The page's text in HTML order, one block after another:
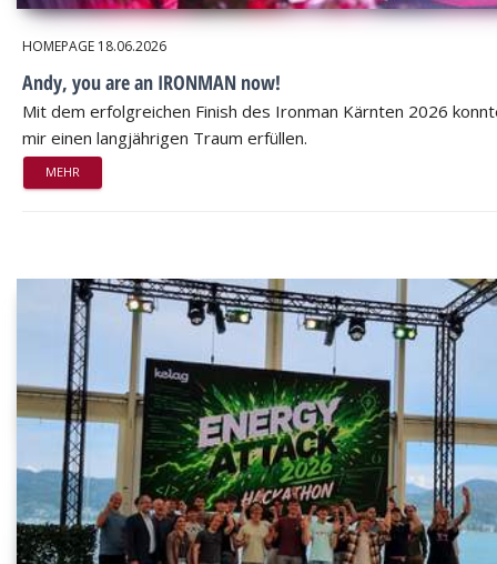
HOMEPAGE 18.06.2026
Andy, you are an IRONMAN now!
Mit dem erfolgreichen Finish des Ironman Kärnten 2026
mir einen langjährigen Traum erfüllen.
MEHR